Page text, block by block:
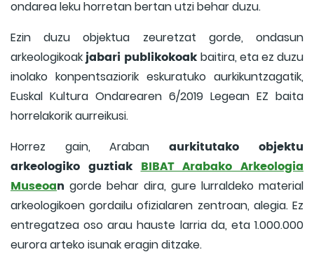
ondarea leku horretan bertan utzi behar duzu.
Ezin duzu objektua zeuretzat gorde, ondasun
arkeologikoakjabari publikokoak baitira, eta ez duzu
inolako konpentsaziorik eskuratuko aurkikuntzagatik,
Euskal Kultura Ondarearen 6/2019 Legean EZ baita
horrelakorik aurreikusi.
Horrez gain, Araban aurkitutako objektu
arkeologiko guztiakBIBAT Arabako Arkeologia
Museoan gorde behar dira, gure lurraldeko material
arkeologikoen gordailu ofizialaren zentroan, alegia. Ez
entregatzea oso arau hauste larria da, eta 1.000.000
eurora arteko isunak eragin ditzake.